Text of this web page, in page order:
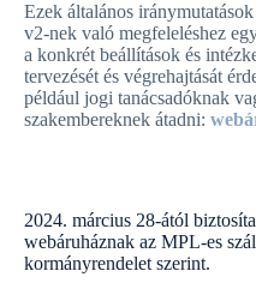
Ezek általános
v2-nek való megfeleléshez
a konkrét beállítások és
tervezését és végrehajtását
például jogi tanácsadóknak
szakembereknek átadni:
2024. március 28-ától
webáruháznak az MPL-es
kormányrendelet szerint.